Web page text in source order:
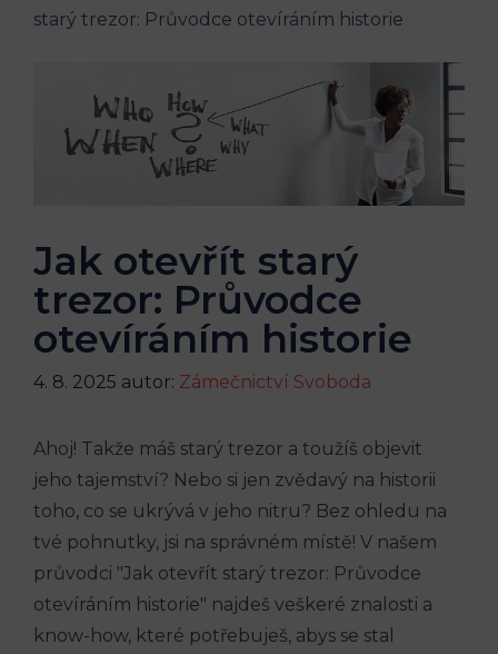
starý trezor: Průvodce otevíráním historie
Jak otevřít starý
trezor: Průvodce
otevíráním historie
4. 8. 2025 autor: Zámečnictví Svoboda
Ahoj! Takže máš starý trezor a toužíš objevit
jeho tajemství? Nebo si jen zvědavý na historii
toho, co se ukrývá v jeho nitru? Bez ohledu na
tvé pohnutky, jsi na správném místě! V našem
průvodci "Jak otevřít starý trezor: Průvodce
otevíráním historie" najdeš veškeré znalosti a
know-how, které potřebuješ, abys se stal